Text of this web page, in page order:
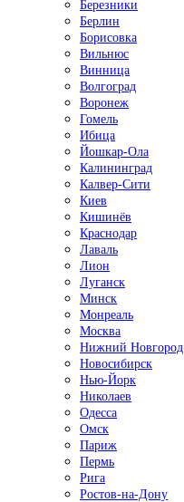
Березники
Берлин
Борисовка
Вильнюс
Винница
Волгоград
Воронеж
Гомель
Ибица
Йошкар-Ола
Калининград
Калвер-Сити
Киев
Кишинёв
Краснодар
Лаваль
Лион
Луганск
Минск
Монреаль
Москва
Нижний Новгород
Новосибирск
Нью-Йорк
Николаев
Одесса
Омск
Париж
Пермь
Рига
Ростов-на-Дону